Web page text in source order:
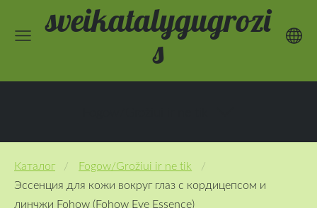
sveikatalygugrozi
s
Каталог
Fogow/Grožiui ir ne tik
Эссенция для кожи вокруг глаз с кордицепсом и
линчжи Fohow (Fohow Eye Essence)